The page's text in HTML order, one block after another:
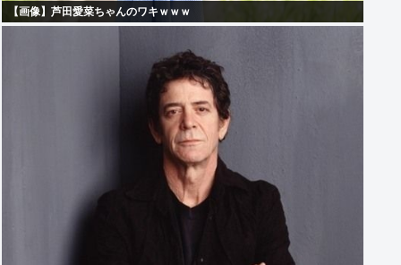
【画像】芦田愛菜ちゃんのワキｗｗｗ